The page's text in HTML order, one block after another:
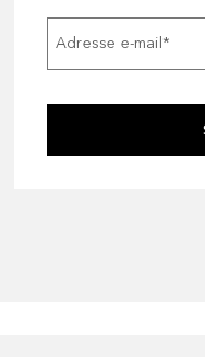
Adresse e-mail*